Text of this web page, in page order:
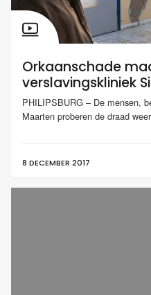
Orkaanschade
verslavingskliniek
PHILIPSBURG – De mensen,
Maarten proberen de draad
8 DECEMBER 2017